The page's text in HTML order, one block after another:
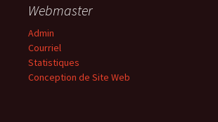
Webmaster
Admin
Courriel
Statistiques
Conception de Site Web